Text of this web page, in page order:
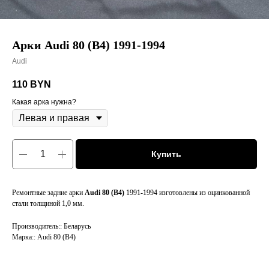
Арки Audi 80 (B4) 1991-1994
Audi
110 BYN
Какая арка нужна?
Купить
Ремонтные задние арки Audi 80 (B4) 1991-1994 изготовлены из оцинкованной
стали толщиной 1,0 мм.
Производитель:: Беларусь
Марка:: Audi 80 (B4)